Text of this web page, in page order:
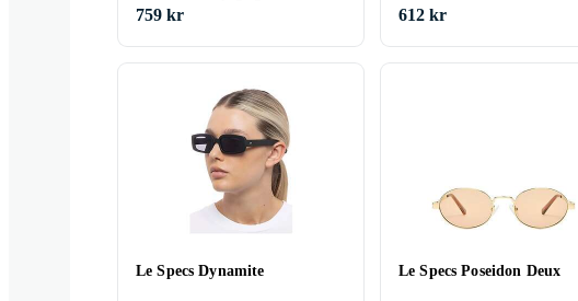
759 kr
612 kr
Le Specs Dynamite Le Specs Poseidon Deux